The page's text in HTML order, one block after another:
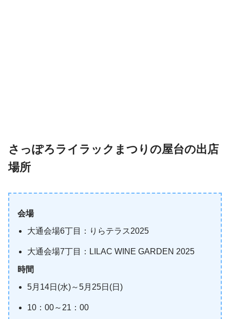
さっぽろライラックまつりの屋台の出店
場所
会場
大通会場6丁目：りらテラス2025
大通会場7丁目：LILAC WINE GARDEN 2025
時間
5月14日(水)～5月25日(日)
10：00～21：00